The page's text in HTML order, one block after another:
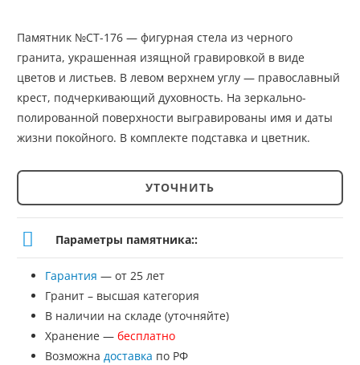
Памятник №СТ-176 — фигурная стела из черного
гранита, украшенная изящной гравировкой в виде
цветов и листьев. В левом верхнем углу — православный
крест, подчеркивающий духовность. На зеркально-
полированной поверхности выгравированы имя и даты
жизни покойного. В комплекте подставка и цветник.
Количество
товара
Памятник
№СТ-176
УТОЧНИТЬ
Параметры памятника::
Гарантия — от 25 лет
Гранит – высшая категория
В наличии на складе (уточняйте)
Хранение — бесплатно
Возможна доставка по РФ